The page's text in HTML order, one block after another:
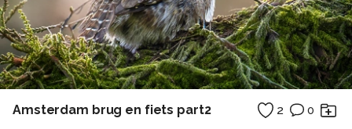
Amsterdam brug en fiets part2 2 0